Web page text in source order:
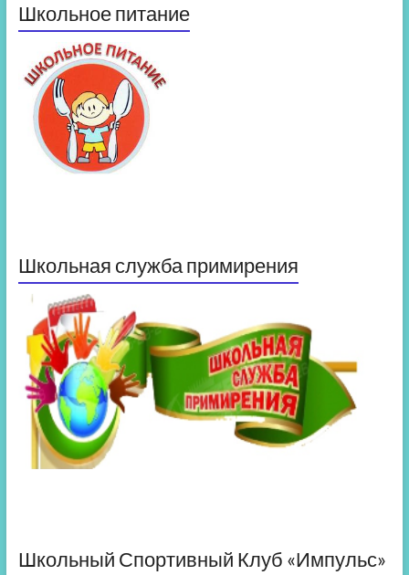
Школьное питание
Школьная служба примирения
Школьный Спортивный Клуб «Импульс»